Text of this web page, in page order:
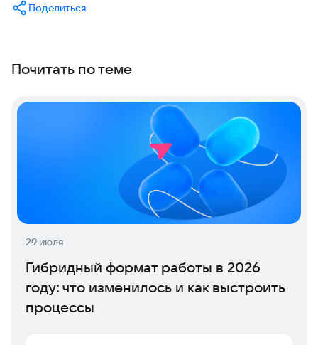
Поделиться
Почитать по теме
29 июля
Гибридный формат работы в 2026
году: что изменилось и как выстроить
процессы